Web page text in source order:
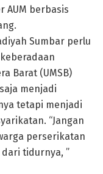
AUM berbasis
Sumbar perlu
Barat (UMSB)
menjadi
tetapi menjadi
“Jangan
perserikatan
tidurnya, ”